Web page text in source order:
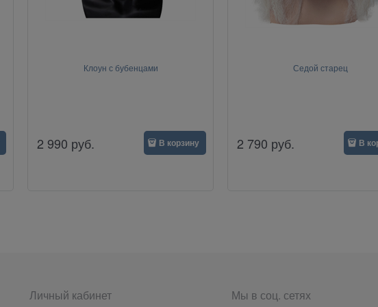
Клоун с бубенцами
2 990 руб. В корзину
Седой старец
2 790 руб. В
Личный кабинет Мы в соц. сетях